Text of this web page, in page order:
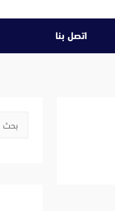
اتصل بنا
البحث